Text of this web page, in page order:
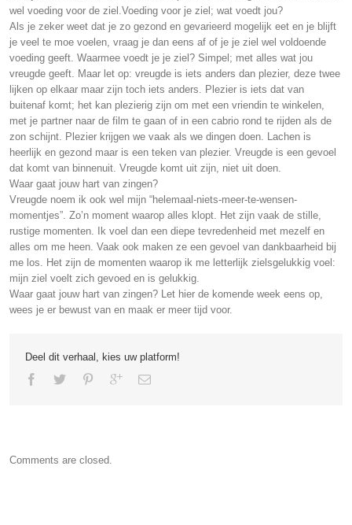
wel voeding voor de ziel.Voeding voor je ziel; wat voedt jou?
Als je zeker weet dat je zo gezond en gevarieerd mogelijk eet en je blijft
je veel te moe voelen, vraag je dan eens af of je je ziel wel voldoende
voeding geeft. Waarmee voedt je je ziel? Simpel; met alles wat jou
vreugde geeft. Maar let op: vreugde is iets anders dan plezier, deze twee
lijken op elkaar maar zijn toch iets anders. Plezier is iets dat van
buitenaf komt; het kan plezierig zijn om met een vriendin te winkelen,
met je partner naar de film te gaan of in een cabrio rond te rijden als de
zon schijnt. Plezier krijgen we vaak als we dingen doen. Lachen is
heerlijk en gezond maar is een teken van plezier. Vreugde is een gevoel
dat komt van binnenuit. Vreugde komt uit zijn, niet uit doen.
Waar gaat jouw hart van zingen?
Vreugde noem ik ook wel mijn “helemaal-niets-meer-te-wensen-
momentjes”. Zo’n moment waarop alles klopt. Het zijn vaak de stille,
rustige momenten. Ik voel dan een diepe tevredenheid met mezelf en
alles om me heen. Vaak ook maken ze een gevoel van dankbaarheid bij
me los. Het zijn de momenten waarop ik me letterlijk zielsgelukkig voel:
mijn ziel voelt zich gevoed en is gelukkig.
Waar gaat jouw hart van zingen? Let hier de komende week eens op,
wees je er bewust van en maak er meer tijd voor.
Deel dit verhaal, kies uw platform!
Comments are closed.